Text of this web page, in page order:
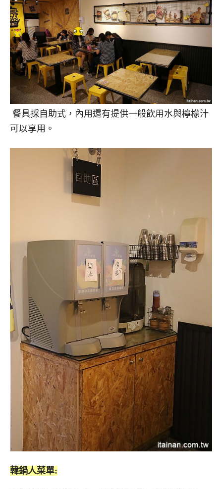
餐具採自助式，內用還有提供一般飲用水與檸檬汁
可以享用。
韓鍋人菜單: